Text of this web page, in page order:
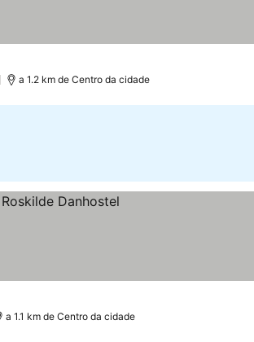
a 1.2 km de Centro da cidade
a 1.1 km de Centro da cidade